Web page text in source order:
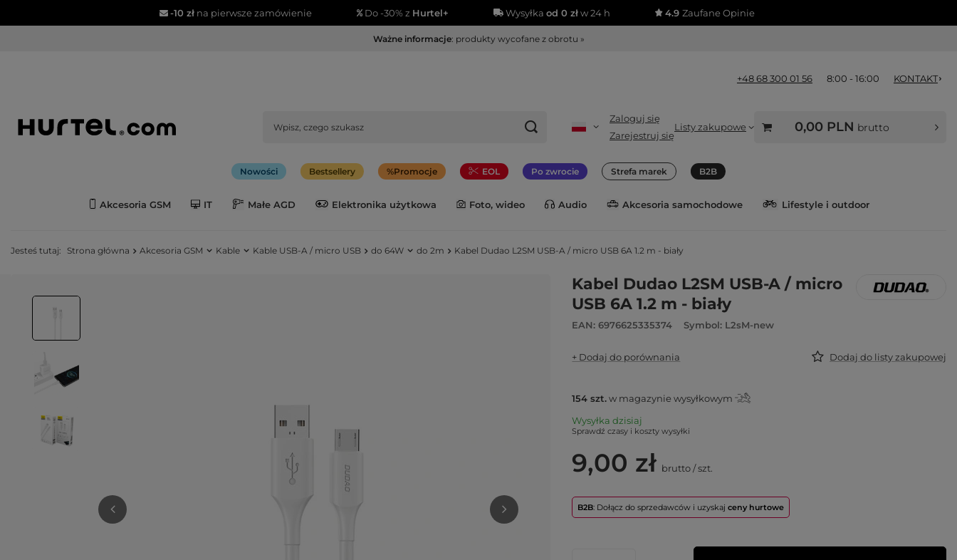
-10 złna pierwsze zamówienie Do -30% z Hurtel+ Wysyłka od 0 złw 24 h 4.9Zaufane Opinie
Ważne informacje: produkty wycofane z obrotu »
+48 68 300 01 56 8:00 - 16:00 KONTAKT
Zaloguj się
Zarejestruj się
Listy zakupowe 0,00 PLN brutto
Nowości Bestsellery Promocje EOL Po zwrocie Strefa marek B2B
Akcesoria GSM IT Małe AGD Elektronika użytkowa Foto, wideo Audio Akcesoria samochodowe Lifestyle i outdoor
Jesteś tutaj: Strona główna Akcesoria GSM Kable Kable USB-A / micro USB do 64W do 2m Kabel Dudao L2SM USB-A / micro USB 6A 1.2 m - biały
Kabel Dudao L2SM USB-A / micro
USB 6A 1.2 m - biały
EAN: 6976625335374 Symbol: L2sM-new
+ Dodaj do porównania Dodaj do listy zakupowej
154 szt.w magazynie wysyłkowym
Wysyłkadzisiaj
Sprawdź czasy i koszty wysyłki
9,00 zł brutto/szt.
B2B: Dołącz do sprzedawców i uzyskajceny hurtowe